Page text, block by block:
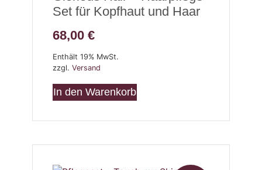
Set für Kopfhaut und Haar
68,00 €
Enthält 19% MwSt.
zzgl. Versand
In den Warenkorb